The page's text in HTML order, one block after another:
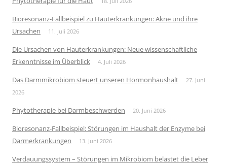
Bioresonanz-Fallbeispiel zu Hauterkrankungen: Akne und ihre
Ursachen
11. Juli 2026
Die Ursachen von Hauterkrankungen: Neue wissenschaftliche
Erkenntnisse im Überblick
4. Juli 2026
Das Darmmikrobiom steuert unseren Hormonhaushalt
27. Juni
2026
Phytotherapie bei Darmbeschwerden 20. Juni 2026
Bioresonanz-Fallbeispiel: Störungen im Haushalt der Enzyme bei
Darmerkrankungen
13. Juni 2026
Verdauungssystem – Störungen im Mikrobiom belastet die Leber